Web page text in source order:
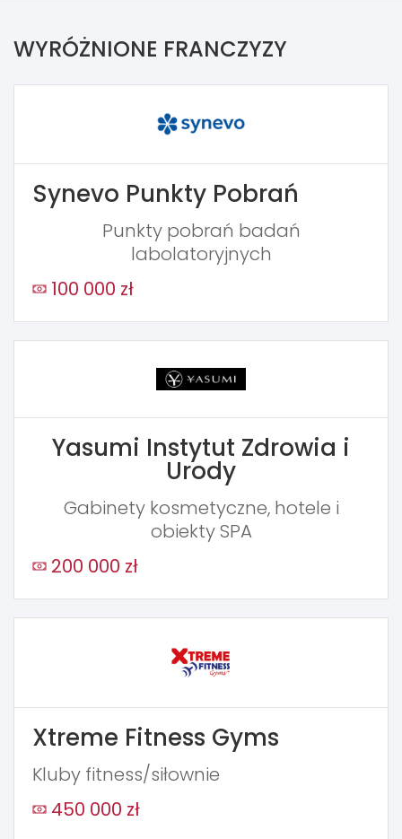
WYRÓŻNIONE FRANCZYZY
Synevo Punkty Pobrań
Punkty pobrań badań
labolatoryjnych
100 000 zł
Yasumi Instytut Zdrowia i
Urody
Gabinety kosmetyczne, hotele i
obiekty SPA
200 000 zł
Xtreme Fitness Gyms
Kluby fitness/siłownie
450 000 zł